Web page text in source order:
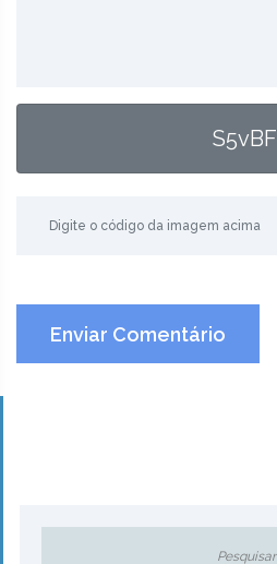
S5vBF
Enviar Comentário